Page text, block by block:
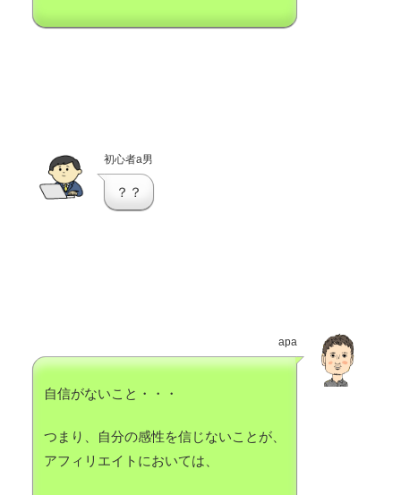
初心者a男
？？
apa
自信がないこと・・・
つまり、自分の感性を信じないことが、
アフィリエイトにおいては、